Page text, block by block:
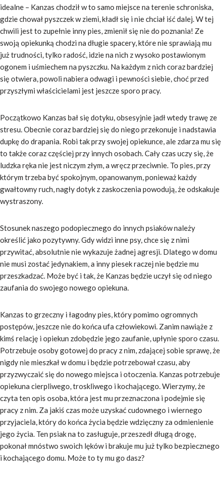
idealne – Kanzas chodził w to samo miejsce na terenie schroniska,
gdzie chował pyszczek w ziemi, kładł się i nie chciał iść dalej. W tej
chwili jest to zupełnie inny pies, zmienił się nie do poznania! Ze
swoją opiekunką chodzi na długie spacery, które nie sprawiają mu
już trudności, tylko radość, idzie na nich z wysoko postawionym
ogonem i uśmiechem na pyszczku. Na każdym z nich coraz bardziej
się otwiera, powoli nabiera odwagi i pewności siebie, choć przed
przyszłymi właścicielami jest jeszcze sporo pracy.
Początkowo Kanzas bał się dotyku, obsesyjnie jadł wtedy trawę ze
stresu. Obecnie coraz bardziej się do niego przekonuje i nadstawia
dupkę do drapania. Robi tak przy swojej opiekunce, ale zdarza mu się
to także coraz częściej przy innych osobach. Cały czas uczy się, że
ludzka ręka nie jest niczym złym, a wręcz przeciwnie. To pies, przy
którym trzeba być spokojnym, opanowanym, ponieważ każdy
gwałtowny ruch, nagły dotyk z zaskoczenia powodują, że odskakuje
wystraszony.
Stosunek naszego podopiecznego do innych psiaków należy
określić jako pozytywny. Gdy widzi inne psy, chce się z nimi
przywitać, absolutnie nie wykazuje żadnej agresji. Dlatego w domu
nie musi zostać jedynakiem, a inny piesek raczej nie będzie mu
przeszkadzać. Może być i tak, że Kanzas będzie uczył się od niego
zaufania do swojego nowego opiekuna.
Kanzas to grzeczny i łagodny pies, który pomimo ogromnych
postępów, jeszcze nie do końca ufa człowiekowi. Zanim nawiąże z
kimś relację i opiekun zdobędzie jego zaufanie, upłynie sporo czasu.
Potrzebuje osoby gotowej do pracy z nim, zdającej sobie sprawę, że
nigdy nie mieszkał w domu i będzie potrzebował czasu, aby
przyzwyczaić się do nowego miejsca i otoczenia. Kanzas potrzebuje
opiekuna cierpliwego, troskliwego i kochającego. Wierzymy, że
czyta ten opis osoba, która jest mu przeznaczona i podejmie się
pracy z nim. Za jakiś czas może uzyskać cudownego i wiernego
przyjaciela, który do końca życia będzie wdzięczny za odmienienie
jego życia. Ten psiak na to zasługuje, przeszedł długą drogę,
pokonał mnóstwo swoich lęków i brakuje mu już tylko bezpiecznego
i kochającego domu. Może to ty mu go dasz?